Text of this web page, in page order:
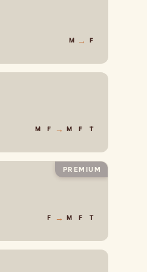
M → F
M F → M F T
PREMIUM
F → M F T